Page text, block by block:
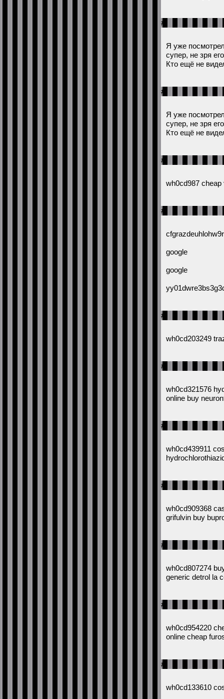
#
Я уже
супер, не зря
Кто ещё не
#
Я уже
супер, не зря
Кто ещё не
#
wh0cd987
#
google
google
#
wh0cd203249
#
wh0cd321576
online buy
#
wh0cd439911
#
wh0cd909368
grifulvin buy
#
wh0cd807274
generic detrol la
#
wh0cd954220
online cheap
#
wh0cd133610